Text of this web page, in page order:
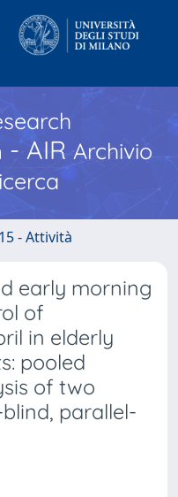
- AIR Archivio
15 - Attività
early morning
of
in elderly
pooled
of two
parallel-